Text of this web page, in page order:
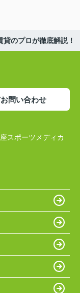
のプロが徹底解説！
お問い合わせ
スポーツメディカ